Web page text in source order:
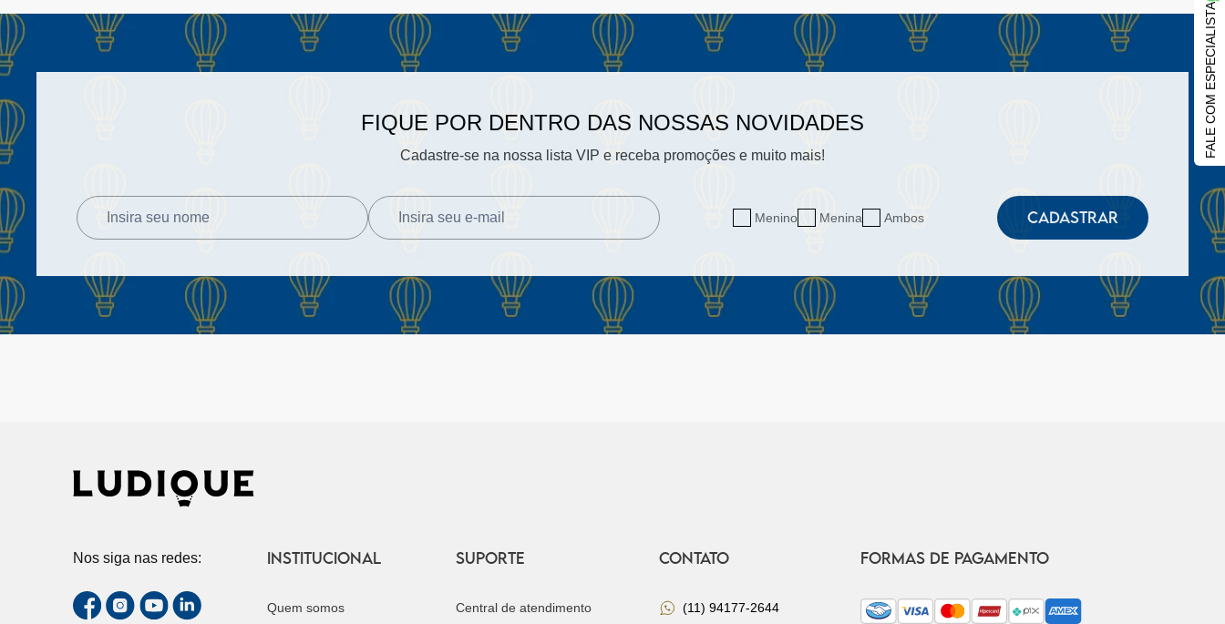
FALE COM ESPECIALISTA
FIQUE POR DENTRO DAS NOSSAS NOVIDADES
Cadastre-se na nossa lista VIP e receba promoções e muito mais!
Menino Menina Ambos CADASTRAR
Nos siga nas redes: INSTITUCIONAL
Quem somos
SUPORTE
Central de atendimento
CONTATO
(11) 94177-2644
FORMAS DE PAGAMENTO